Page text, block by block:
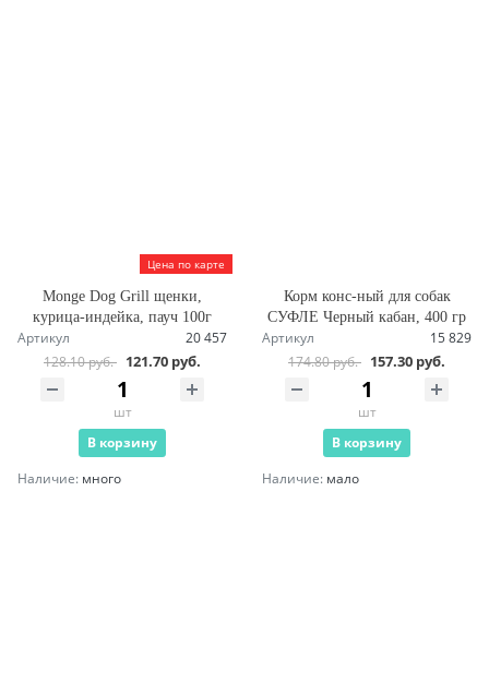
Цена по карте
Monge Dog Grill щенки,
курица-индейка, пауч 100г
Артикул
20 457
128.10 руб. 121.70 руб.
шт
В корзину
Наличие: много
Корм конс-ный для собак
СУФЛЕ Черный кабан, 400 гр
Артикул
15 829
174.80 руб. 157.30 руб.
шт
В корзину
Наличие: мало